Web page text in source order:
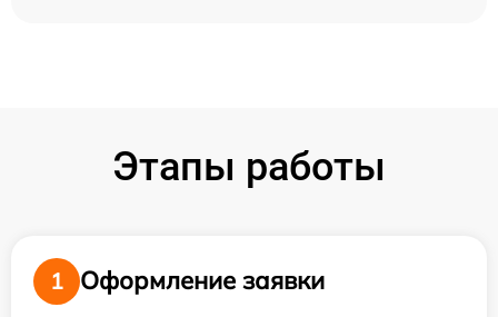
Этапы работы
1
Оформление заявки